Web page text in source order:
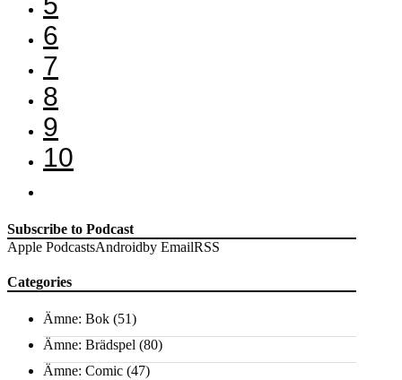
6
7
8
9
10
Subscribe to Podcast
Apple PodcastsAndroidby EmailRSS
Categories
Ämne: Bok (51)
Ämne: Brädspel (80)
Ämne: Comic (47)